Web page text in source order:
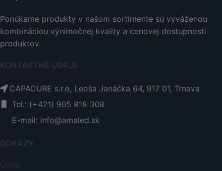
Ponúkame produkty v našom sortimente sú vyváženou
kombináciou výnimočnej kvality a cenovej dostupnosti
produktov.
KONTAKTNÉ ÚDAJE
CAPACURE s.r.o, Leoša Janáčka 64, 917 01, Trnava
Tel.: (+421) 905 818 308
E-mail: info@amaled.sk
ODKAZY
Úvod